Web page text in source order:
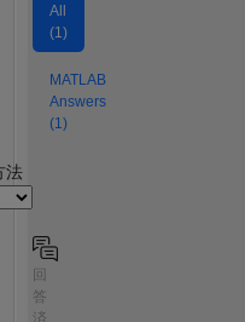
All
(1)
MATLAB
Answers
(1)
法
回
答
済